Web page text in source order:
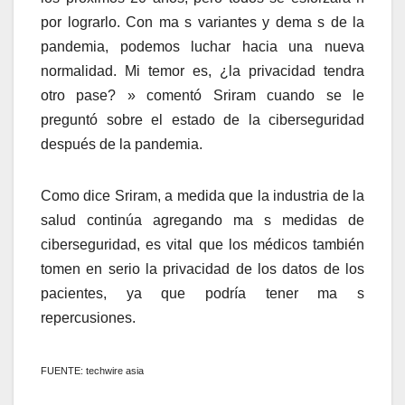
por lograrlo. Con ma s variantes y dema s de la
pandemia, podemos luchar hacia una nueva
normalidad. Mi temor es, ¿la privacidad tendra
otro pase? » comentó Sriram cuando se le
preguntó sobre el estado de la ciberseguridad
después de la pandemia.
Como dice Sriram, a medida que la industria de la
salud continúa agregando ma s medidas de
ciberseguridad, es vital que los médicos también
tomen en serio la privacidad de los datos de los
pacientes, ya que podría tener ma s
repercusiones.
FUENTE: techwire asia